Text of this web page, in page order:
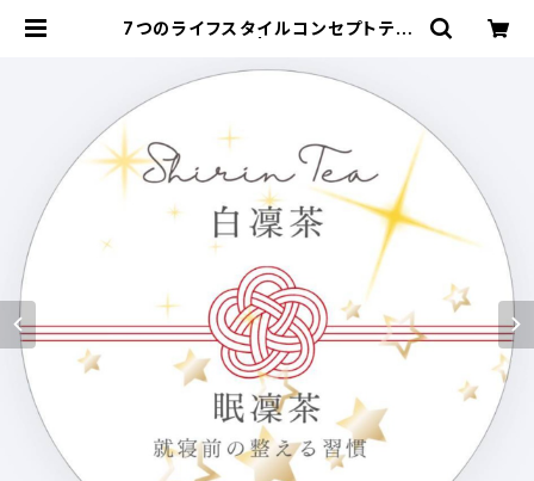
7つのライフスタイルコンセプトティ
アトリエローズ～